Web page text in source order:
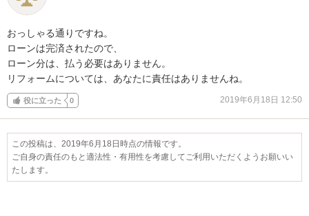
おっしゃる通りですね。
ローンは完済されたので、
ローン分は、払う必要はありません。
リフォームについては、あなたに責任はありませんね。
役に立った 0 2019年6月18日 12:50
この投稿は、2019年6月18日時点の情報です。
ご自身の責任のもと適法性・有用性を考慮してご利用いただくようお願いい
たします。